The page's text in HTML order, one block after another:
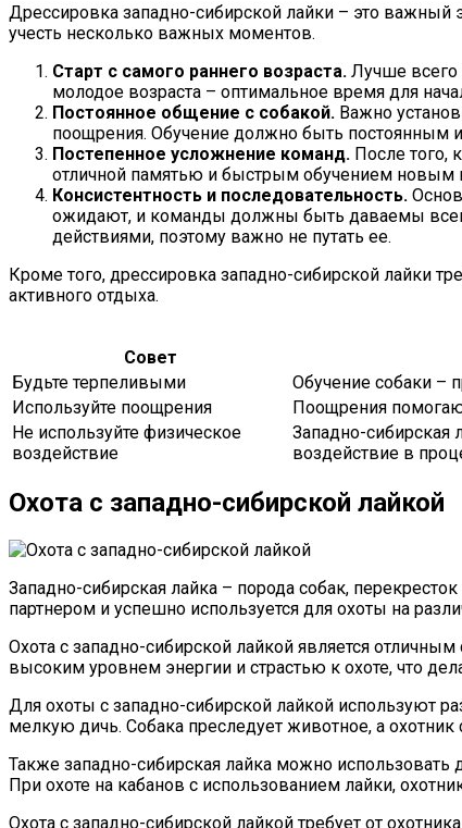
Дрессировка западно-сибирской лайки – это важный
учесть несколько важных моментов.
Старт с самого раннего возраста. Лучше всего
молодое возраста – оптимальное время для
Постоянное общение с собакой. Важно
поощрения. Обучение должно быть постоянным
Постепенное усложнение команд. После того,
отличной памятью и быстрым обучением новым
Консистентность и последовательность.
ожидают, и команды должны быть даваемы
действиями, поэтому важно не путать ее.
Кроме того, дрессировка западно-сибирской лайки
активного отдыха.
Совет
Будьте терпеливыми
Обучение собаки –
Используйте поощрения
Поощрения
Не используйте физическое
воздействие
Западно-сибирская
воздействие в
Охота с западно-сибирской лайкой
Западно-сибирская лайка – порода собак,
партнером и успешно используется для охоты на
Охота с западно-сибирской лайкой является
высоким уровнем энергии и страстью к охоте, что
Для охоты с западно-сибирской лайкой используют
мелкую дичь. Собака преследует животное, а
Также западно-сибирская лайка можно использовать
При охоте на кабанов с использованием лайки,
Охота с западно-сибирской лайкой требует от